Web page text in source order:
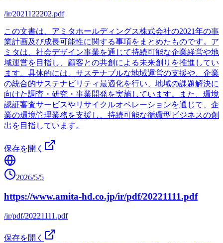
/ir/2021122202.pdf
この文書は、アミタホールディングス株式会社の2021年の事
業計画及び成長可能性に関する事項をまとめたものです。ア
ミタは、社会デザイン事業を通じて持続可能な企業経営や地
域運営を目指し、顧客との共創による未来創りを推進してい
ます。具体的には、サステナブルな地域運営の支援や、企業
の統合的サステナビリティ最適化を行い、地域の課題解決に
向けた調査・研究・事業開発を実施しています。また、環境
認証審査サービスやリサイクルオペレーションを通じて、企
業の環境管理業務を支援し、持続可能な循環型ビジネスの創
出を目指しています。
保存を開く
2026/5/5
https://www.amita-hd.co.jp/ir/pdf/20221111.pdf
/ir/pdf/20221111.pdf
保存を開く